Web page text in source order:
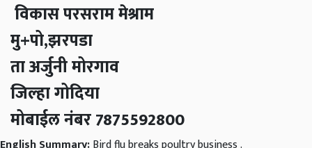
विकास परसराम मेश्राम
मु+पो,झरपडा
ता अर्जुनी मोरगाव
जिल्हा गोदिया
मोबाईल नंबर 7875592800